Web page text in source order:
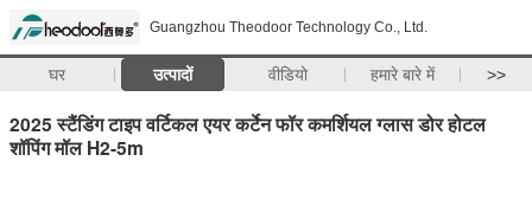
Guangzhou Theodoor Technology Co., Ltd.
घर उत्पादों वीडियो हमारे बारे में >>
2025 स्टैंडिंग टाइप वर्टिकल एयर कर्टेन फॉर कमर्शियल ग्लास डोर होटल
शॉपिंग मॉल H2-5m